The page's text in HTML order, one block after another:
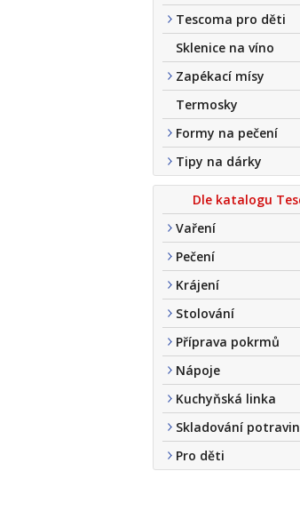
Tescoma pro děti
Sklenice na víno
Zapékací mísy
Termosky
Formy na pečení
Tipy na dárky
Dle katalogu
Vaření
Pečení
Krájení
Stolování
Příprava pokrmů
Nápoje
Kuchyňská linka
Skladování potravin
Pro děti